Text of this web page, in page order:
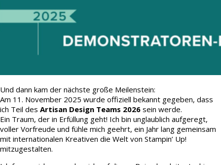
Und dann kam der nächste große Meilenstein:
Am 11. November 2025 wurde offiziell bekannt gegeben, dass
ich Teil des Artisan Design Teams 2026 sein werde.
Ein Traum, der in Erfüllung geht! Ich bin unglaublich aufgeregt,
voller Vorfreude und fühle mich geehrt, ein Jahr lang gemeinsam
mit internationalen Kreativen die Welt von Stampin’ Up!
mitzugestalten.